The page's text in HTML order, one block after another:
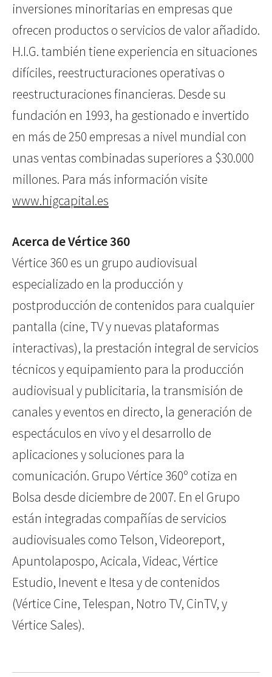
inversiones minoritarias en empresas que
ofrecen productos o servicios de valor añadido.
H.I.G. también tiene experiencia en situaciones
difíciles, reestructuraciones operativas o
reestructuraciones financieras. Desde su
fundación en 1993, ha gestionado e invertido
en más de 250 empresas a nivel mundial con
unas ventas combinadas superiores a $30.000
millones. Para más información visite
www.higcapital.es
Acerca de Vértice 360
Vértice 360 es un grupo audiovisual
especializado en la producción y
postproducción de contenidos para cualquier
pantalla (cine, TV y nuevas plataformas
interactivas), la prestación integral de servicios
técnicos y equipamiento para la producción
audiovisual y publicitaria, la transmisión de
canales y eventos en directo, la generación de
espectáculos en vivo y el desarrollo de
aplicaciones y soluciones para la
comunicación. Grupo Vértice 360º cotiza en
Bolsa desde diciembre de 2007. En el Grupo
están integradas compañías de servicios
audiovisuales como Telson, Videoreport,
Apuntolapospo, Acicala, Videac, Vértice
Estudio, Inevent e Itesa y de contenidos
(Vértice Cine, Telespan, Notro TV, CinTV, y
Vértice Sales).